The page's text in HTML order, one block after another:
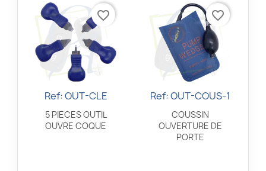
Aperçu rapide
Ref: OUT-CLE
5 PIECES OUTIL
OUVRE COQUE
favorite_border
Aperçu rapide
Ref: OUT-COUS-1
COUSSIN
OUVERTURE DE
PORTE
favorite_border